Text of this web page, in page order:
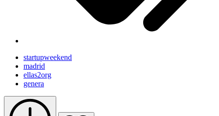
startupweekend
madrid
ellas2org
genera